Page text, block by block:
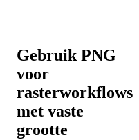
Gebruik PNG
voor
rasterworkflows
met vaste
grootte